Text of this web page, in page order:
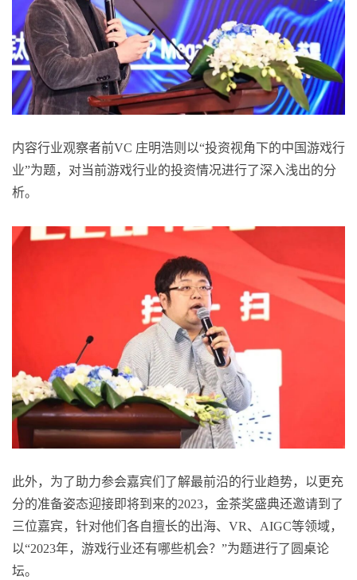
内容行业观察者前VC 庄明浩则以“投资视角下的中国游戏行
业”为题，对当前游戏行业的投资情况进行了深入浅出的分
析。
此外，为了助力参会嘉宾们了解最前沿的行业趋势，以更充
分的准备姿态迎接即将到来的2023，金茶奖盛典还邀请到了
三位嘉宾，针对他们各自擅长的出海、VR、AIGC等领域，
以“2023年，游戏行业还有哪些机会？”为题进行了圆桌论
坛。